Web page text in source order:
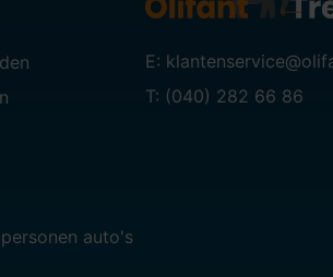
auto's
E:
T: (040) 282 66 86